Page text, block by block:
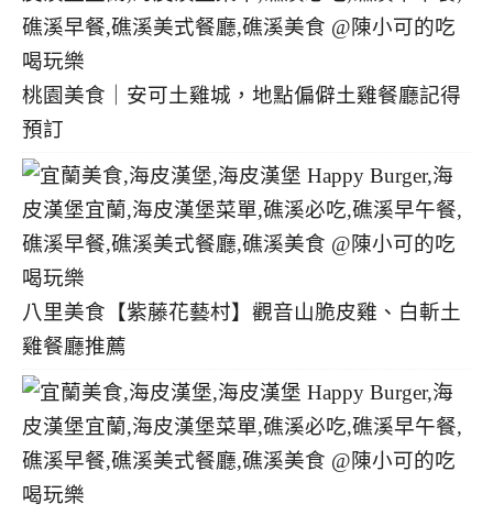
桃園美食｜安可土雞城，地點偏僻土雞餐廳記得
預訂
八里美食【紫藤花藝村】觀音山脆皮雞、白斬土
雞餐廳推薦